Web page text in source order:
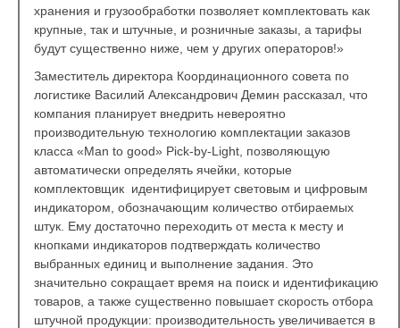
хранения и грузообработки позволяет комплектовать как
крупные, так и штучные, и розничные заказы, а тарифы
будут существенно ниже, чем у других операторов!»
Заместитель директора Координационного совета по
логистике Василий Александрович Демин рассказал, что
компания планирует внедрить невероятно
производительную технологию комплектации заказов
класса «Man to good» Pick-by-Light, позволяющую
автоматически определять ячейки, которые
комплектовщик идентифицирует световым и цифровым
индикатором, обозначающим количество отбираемых
штук. Ему достаточно переходить от места к месту и
кнопками индикаторов подтверждать количество
выбранных единиц и выполнение задания. Это
значительно сокращает время на поиск и идентификацию
товаров, а также существенно повышает скорость отбора
штучной продукции: производительность увеличивается в